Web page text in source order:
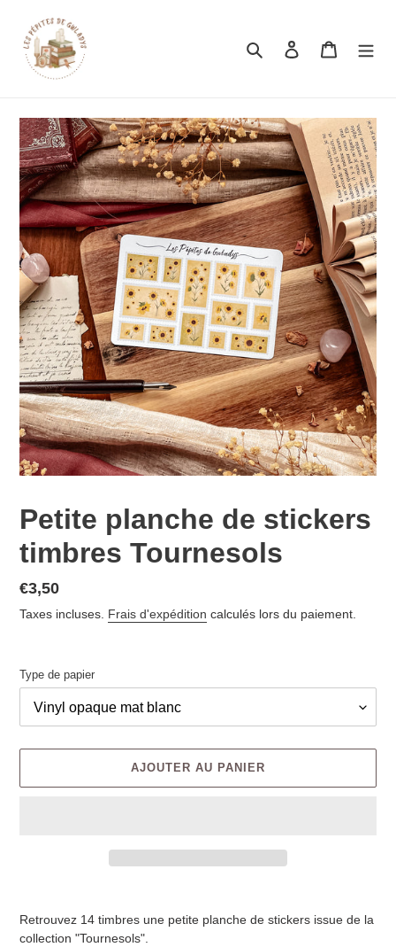
RechercherSe connecter
Panier
Petite planche de stickers
timbres Tournesols
€3,50
Taxes incluses. Frais d'expédition calculés lors du paiement.
Type de papier
AJOUTER AU PANIER
Retrouvez 14 timbres une petite planche de stickers issue de la
collection "Tournesols".